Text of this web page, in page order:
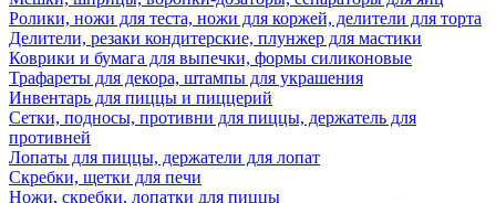
Ролики, ножи для теста, ножи для коржей, делители для торта
Делители, резаки кондитерские, плунжер для мастики
Коврики и бумага для выпечки, формы силиконовые
Трафареты для декора, штампы для украшения
Инвентарь для пиццы и пиццерий
Сетки, подносы, противни для пиццы, держатель для
противней
Лопаты для пиццы, держатели для лопат
Скребки, щетки для печи
Ножи, скребки, лопатки для пиццы